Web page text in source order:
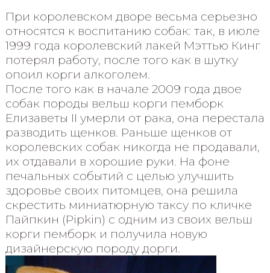
При королевском дворе весьма серьезно
относятся к воспитанию собак: так, в июле
1999 года королевский лакей Мэттью Кинг
потерял работу, после того как в шутку
опоил корги алкоголем.
После того как в начале 2009 года двое
собак породы вельш корги пемборк
Елизаветы II умерли от рака, она перестала
разводить щенков. Раньше щенков от
королевских собак никогда не продавали,
их отдавали в хорошие руки. На фоне
печальных событий с целью улучшить
здоровье своих питомцев, она решила
скрестить миниатюрную таксу по кличке
Пайпкин (Pipkin) с одним из своих вельш
корги пемборк и получила новую
дизайнерскую породу дорги.